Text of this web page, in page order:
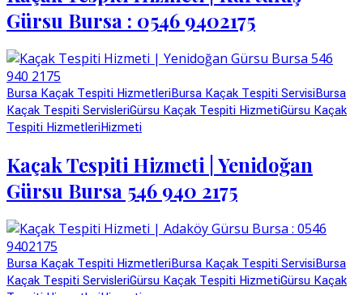
Gürsu Bursa : 0546 9402175
Bursa Kaçak Tespiti HizmetleriBursa Kaçak Tespiti ServisiBursa
Kaçak Tespiti ServisleriGürsu Kaçak Tespiti HizmetiGürsu Kaçak
Tespiti HizmetleriHizmeti
Kaçak Tespiti Hizmeti | Yenidoğan
Gürsu Bursa 546 940 2175
Bursa Kaçak Tespiti HizmetleriBursa Kaçak Tespiti ServisiBursa
Kaçak Tespiti ServisleriGürsu Kaçak Tespiti HizmetiGürsu Kaçak